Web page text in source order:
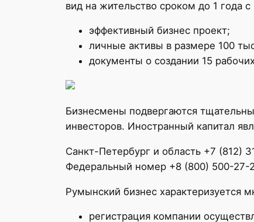
вид на жительство сроком до 1 года
эффективный бизнес проект;
личные активы в размере 100
документы о создании 15
Бизнесмены подвергаются
инвесторов. Иностранный капитал
Санкт-Петербург и область +7 (812)
Федеральный номер +8 (800) 500-27-
Румынский бизнес характеризуется
регистрация компании